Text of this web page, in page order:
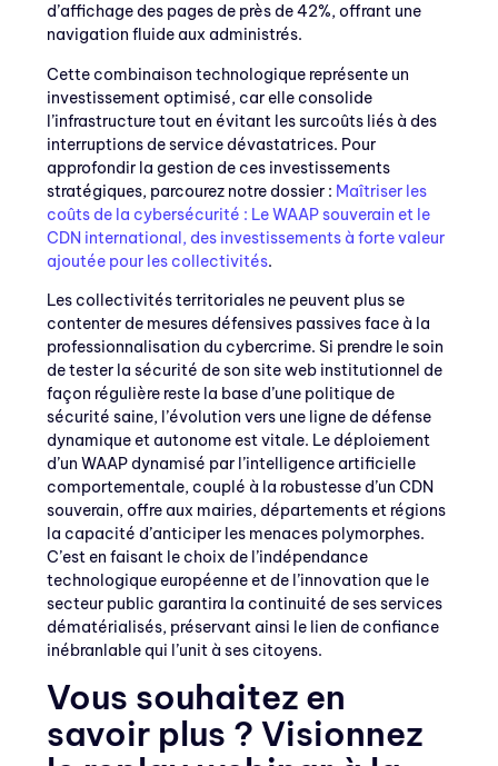
d’affichage des pages de près de 42%, offrant une
navigation fluide aux administrés.
Cette combinaison technologique représente un
investissement optimisé, car elle consolide
l’infrastructure tout en évitant les surcoûts liés à des
interruptions de service dévastatrices. Pour
approfondir la gestion de ces investissements
stratégiques, parcourez notre dossier : Maîtriser les
coûts de la cybersécurité : Le WAAP souverain et le
CDN international, des investissements à forte valeur
ajoutée pour les collectivités.
Les collectivités territoriales ne peuvent plus se
contenter de mesures défensives passives face à la
professionnalisation du cybercrime. Si prendre le soin
de tester la sécurité de son site web institutionnel de
façon régulière reste la base d’une politique de
sécurité saine, l’évolution vers une ligne de défense
dynamique et autonome est vitale. Le déploiement
d’un WAAP dynamisé par l’intelligence artificielle
comportementale, couplé à la robustesse d’un CDN
souverain, offre aux mairies, départements et régions
la capacité d’anticiper les menaces polymorphes.
C’est en faisant le choix de l’indépendance
technologique européenne et de l’innovation que le
secteur public garantira la continuité de ses services
dématérialisés, préservant ainsi le lien de confiance
inébranlable qui l’unit à ses citoyens.
Vous souhaitez en
savoir plus ? Visionnez